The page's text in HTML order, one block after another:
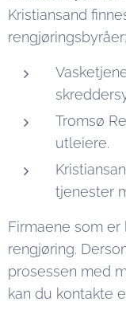
Kristiansand
rengjøringsbyråer:
Tromsø
utleiere.
tjenester
Firmaene som
rengjøring.
prosessen med
kan du kontakte